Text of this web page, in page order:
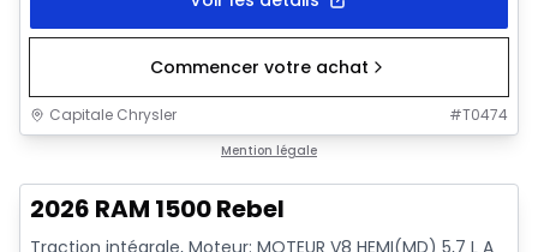
Commencer votre achat
Capitale Chrysler #T0474
Mention légale
2026 RAM 1500 Rebel
Traction intégrale, Moteur: MOTEUR V8 HEMI(MD) 5,7 L A